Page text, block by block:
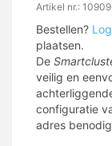
Artikel nr.:
Bestellen?
plaatsen.
De
veilig en
configuratie
adres